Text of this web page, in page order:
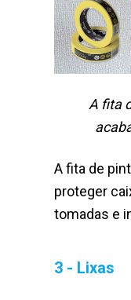
A fita
A fita de
proteger
tomadas e
3 - Lixas